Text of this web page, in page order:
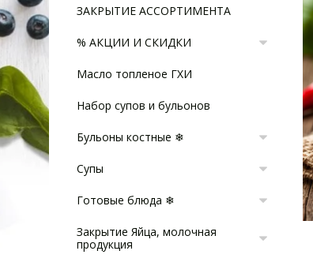
ЗАКРЫТИЕ АССОРТИМЕНТА
% АКЦИИ И СКИДКИ
Масло топленое ГХИ
Набор супов и бульонов
Бульоны костные ❄
Супы
Готовые блюда ❄
Закрытие Яйца, молочная
продукция